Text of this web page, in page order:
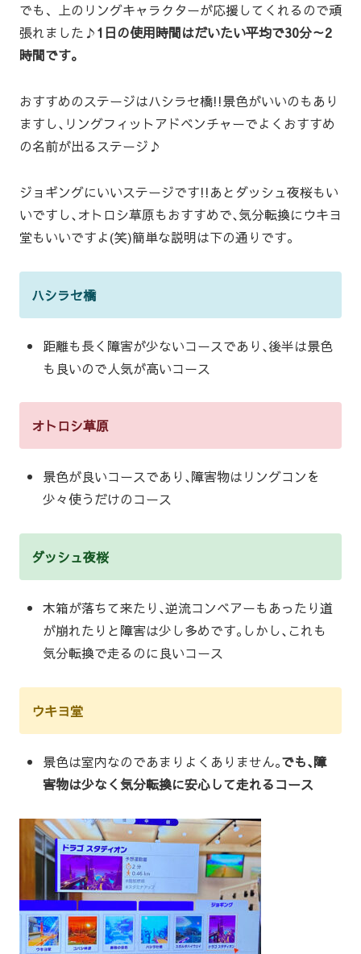
でも、上のリングキャラクターが応援してくれるので頑
張れました♪1日の使用時間はだいたい平均で30分～2
時間です。
おすすめのステージはハシラセ橋!!景色がいいのもあり
ますし､リングフィットアドベンチャーでよくおすすめ
の名前が出るステージ♪
ジョギングにいいステージです!!あとダッシュ夜桜もい
いですし､オトロシ草原もおすすめで､気分転換にウキヨ
堂もいいですよ(笑)簡単な説明は下の通りです｡
ハシラセ橋
距離も長く障害が少ないコースであり､後半は景色
も良いので人気が高いコース
オトロシ草原
景色が良いコースであり､障害物はリングコンを
少々使うだけのコース
ダッシュ夜桜
木箱が落ちて来たり､逆流コンベアーもあったり道
が崩れたりと障害は少し多めです｡しかし､これも
気分転換で走るのに良いコース
ウキヨ堂
景色は室内なのであまりよくありません｡でも､障
害物は少なく気分転換に安心して走れるコース